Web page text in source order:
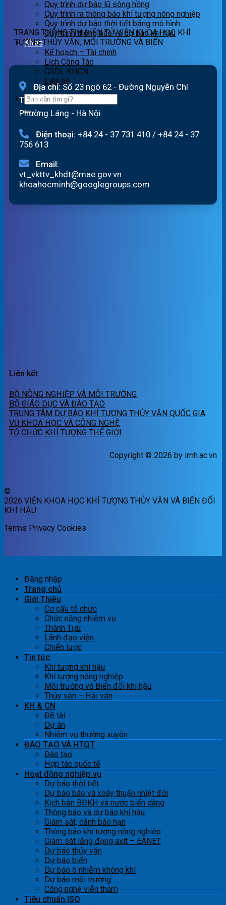
Quy trình dự báo lũ sông hồng
Quy trình ra thông báo khí tượng nông nghiệp
Quy trình dự báo thời tiết bằng mô hình
Quy trình thông báo và dự báo khí hậu
Khác
Kế hoạch – Tài chính
Lịch Công Tác
CSDL KHCN
Liên hệ
06/08/2026
19h
ngày
05/08/2026
lũ
quét
13h
ngày
05/08/2026
TRANG THÔNG TIN ĐIỆN TỬ VIỆN KHOA HỌC KHÍ
TƯỢNG THỦY VĂN, MÔI TRƯỜNG VÀ BIỂN
Địa chỉ:Số 23 ngõ 62 - Đường Nguyễn Chí
Thanh
Phường Láng - Hà Nội
Điện thoại: +84 24 - 37 731 410 / +84 24 - 37
756 613
Email:
vt_vkttv_khdt@mae.gov.vn
khoahocminh@googlegroups.com
Liên kết
BỘ NÔNG NGHIỆP VÀ MÔI TRƯỜNG
BỘ GIÁO DỤC VÀ ĐÀO TẠO
TRUNG TÂM DỰ BÁO KHÍ TƯỢNG THỦY VĂN QUỐC GIA
VỤ KHOA HỌC VÀ CÔNG NGHỆ
TỔ CHỨC KHÍ TƯỢNG THẾ GIỚI
Copyright © 2026 by imh.ac.vn
©
2026 VIỆN KHOA HỌC KHÍ TƯỢNG THỦY VĂN VÀ BIẾN ĐỔI
KHÍ HẬU
Terms Privacy Cookies
Đăng nhập
Trang chủ
Giới Thiệu
Cơ cấu tổ chức
Chức năng nhiệm vụ
Thành Tựu
Lãnh đạo viện
Chiến lược
Tin tức
Khí tượng khí hậu
Khí tượng nông nghiệp
Môi trường và Biến đổi khí hậu
Thủy văn – Hải văn
KH & CN
Đề tài
Dự án
Nhiệm vụ thường xuyên
ĐÀO TẠO VÀ HTQT
Đào tạo
Hợp tác quốc tế
Hoạt động nghiệp vụ
Dự báo thời tiết
Dự báo bão và xoáy thuận nhiệt đới
Kịch bản BĐKH và nước biển dâng
Thông báo và dự báo khí hậu
Giám sát, cảnh báo hạn
Thông báo khí tượng nông nghiệp
Giám sát lắng đọng axít – EANET
Dự báo thủy văn
Dự báo biển
Dự báo ô nhiễm không khí
Dự báo môi trường
Công nghệ viễn thám
Tiêu chuẩn ISO